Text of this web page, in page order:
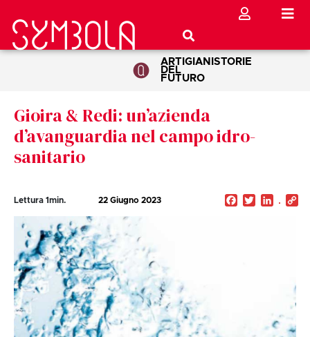
ARTIGIANI
DEL
FUTURO
STORIE
Gioira & Redi: un’azienda
d’avanguardia nel campo idro-
sanitario
Lettura 1min. 22 Giugno 2023 Facebook
Twitter